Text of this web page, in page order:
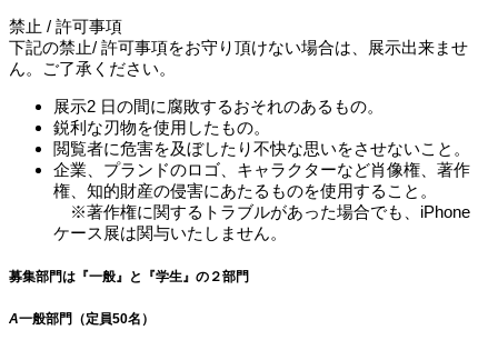
禁止 / 許可事項
下記の禁止/ 許可事項をお守り頂けない場合は、展示出来ませ
ん。ご了承ください。
展示2 日の間に腐敗するおそれのあるもの。
鋭利な刃物を使用したもの。
閲覧者に危害を及ぼしたり不快な思いをさせないこと。
企業、プランドのロゴ、キャラクターなど肖像権、著作
権、知的財産の侵害にあたるものを使用すること。
※著作権に関するトラブルがあった場合でも、iPhone
ケース展は関与いたしません。
募集部門は『一般』と『学生』の２部門
A一般部門（定員50名）